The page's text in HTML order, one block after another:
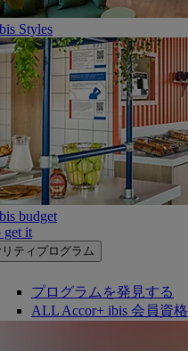
Styles
budget
get it
リティプログラム
プログラムを発見する
ALL Accor+ ibis 会員資格